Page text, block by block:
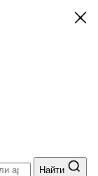
Найти
×